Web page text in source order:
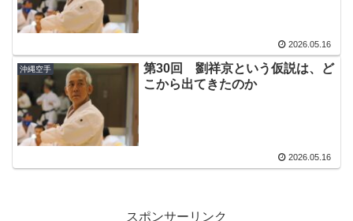
2026.05.16
沖縄空手
第30回 劉祥京という仮説は、ど
こから出てきたのか
2026.05.16
スポンサーリンク